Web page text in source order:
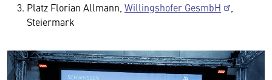
Platz Florian Allmann, Willingshofer GesmbH
Steiermark